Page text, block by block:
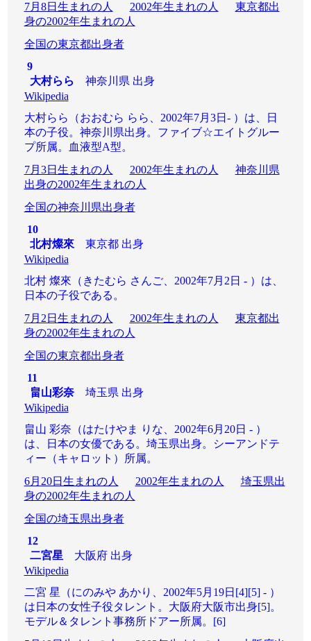
7月8日生まれの人
2002年生まれの人
東京都出
身の2002年生まれの人
全国の東京都出身者
9
大村らら 神奈川県 出身
Wikipedia
大村らら（おおむら らら、2002年7月3日- ）は、日
本の子役。神奈川県出身。ファイブ☆エイトグルー
プ所属。血液型A型。
7月3日生まれの人
2002年生まれの人
神奈川県
出身の2002年生まれの人
全国の神奈川県出身者
10
北村燦來東京都 出身
Wikipedia
北村 燦來（きたむら さんご、2002年7月2日 - ）は、
日本の子役である。
7月2日生まれの人
2002年生まれの人
東京都出
身の2002年生まれの人
全国の東京都出身者
11
畠山彩奈埼玉県 出身
Wikipedia
畠山 彩奈（はたけやま りな、2002年6月20日 - ）
は、日本の女優である。埼玉県出身。シーアンドテ
ィー（キャロット）所属。
6月20日生まれの人
2002年生まれの人
埼玉県出
身の2002年生まれの人
全国の埼玉県出身者
12
二宮星 大阪府 出身
Wikipedia
二宮 星（にのみや あかり、2002年5月19日[4][5] - ）
は日本の女性子役タレント。大阪府大阪市出身[5]。
モデル＆タレント事務所ドアー所属。[6]